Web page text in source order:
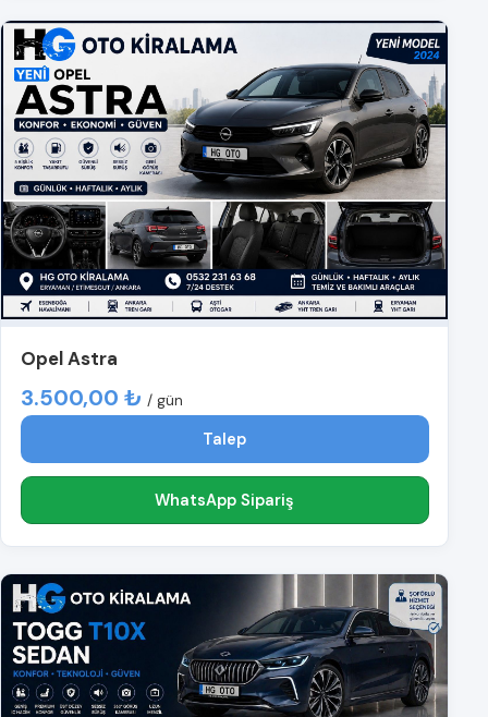
Opel Astra
3.500,00 ₺ / gün
Talep
WhatsApp Sipariş